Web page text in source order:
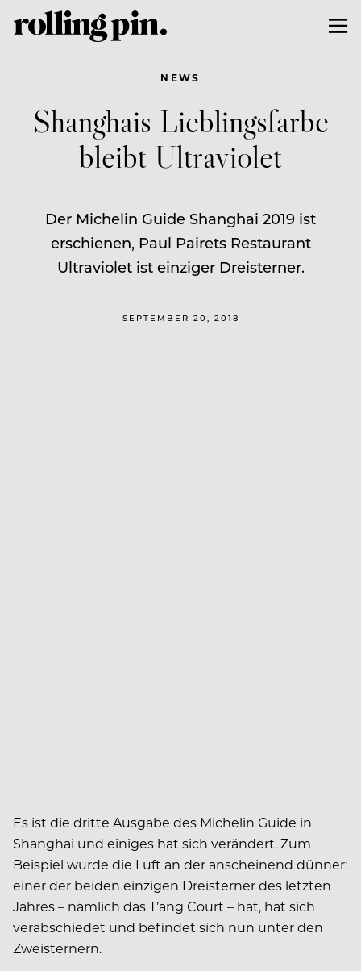
NEWS
Shanghais Lieblingsfarbe
bleibt Ultraviolet
Der Michelin Guide Shanghai 2019 ist
erschienen, Paul Pairets Restaurant
Ultraviolet ist einziger Dreisterner.
SEPTEMBER 20, 2018
Es ist die dritte Ausgabe des Michelin Guide in
Shanghai und einiges hat sich verändert. Zum
Beispiel wurde die Luft an der anscheinend dünner:
einer der beiden einzigen Dreisterner des letzten
Jahres – nämlich das T’ang Court – hat, hat sich
verabschiedet und befindet sich nun unter den
Zweisternern.